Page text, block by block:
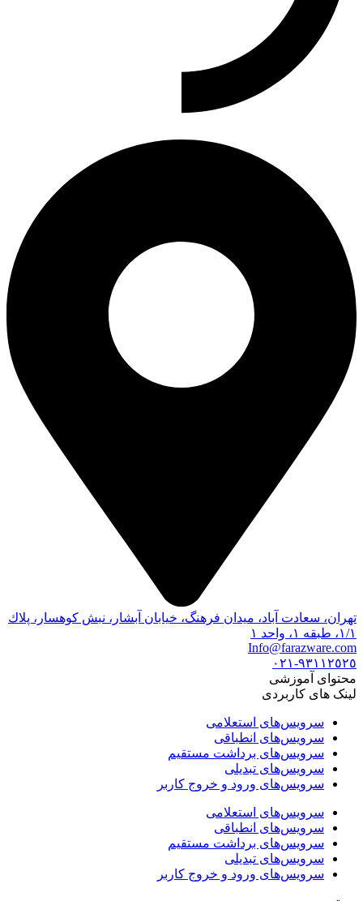
تهران، سعادت آباد، ميدان فرهنگ، خيابان آبشار، نبش كوهسار، پلاك
١/١، طبقه ١، واحد ١
Info@farazware.com
٩٣١١٢٥٢٥-٠٢١
محتوای آموزشی
لینک های کاربردی
سرویس‌های استعلامی
سرویس‌های انطباقی
سرویس‌های برداشت مستقیم
سرویس‌های تبدیلی
سرویس‌های ورود و خروج کاربر
سرویس‌های استعلامی
سرویس‌های انطباقی
سرویس‌های برداشت مستقیم
سرویس‌های تبدیلی
سرویس‌های ورود و خروج کاربر